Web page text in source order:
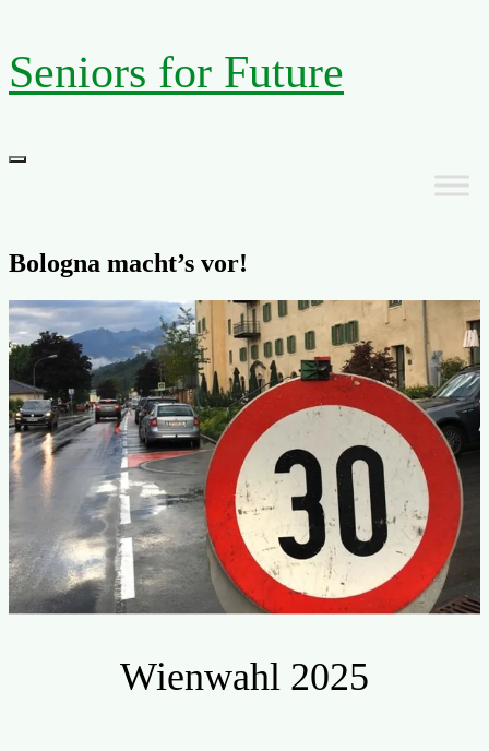
Zum
Inhalt
springen
Seniors for Future
Primäres
Bologna macht’s vor!
Wienwahl 2025